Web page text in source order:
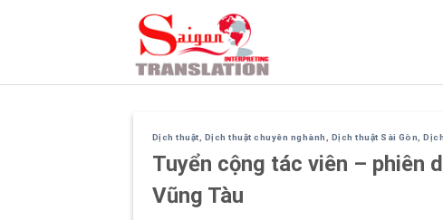
Dịch thuật Dịch thuật chuyên nghành Dịch thuật Sài Gòn ,
Tuyển cộng tác viên – phiên
Vũng Tàu